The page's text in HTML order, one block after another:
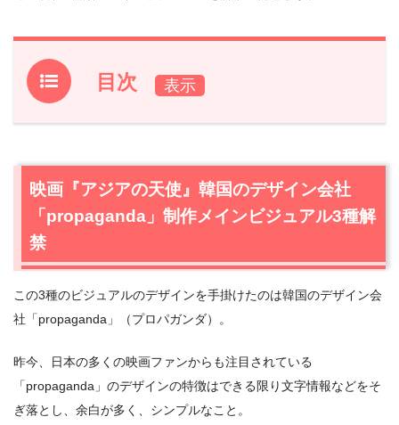
目次
1.映画『アジアの天使』韓国のデザイン会社
映画『アジアの天使』作品情報
映画『アジアの天使』韓国のデザイン会社
「propaganda」制作メインビジュアル3種解
禁
この3種のビジュアルのデザインを手掛けたのは韓国のデザイン会
社「propaganda」（プロパガンダ）。
昨今、日本の多くの映画ファンからも注目されている
「propaganda」のデザインの特徴はできる限り文字情報などをそ
ぎ落とし、余白が多く、シンプルなこと。